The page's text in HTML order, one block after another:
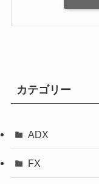
カテゴリー
ADX
FX